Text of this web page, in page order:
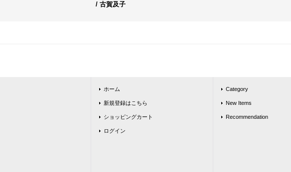
/ 古賀及子
ホーム
新規登録はこちら
ショッピングカート
ログイン
Category
New Items
Recommendation